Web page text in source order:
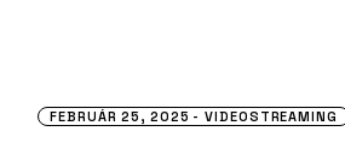
FEBRUÁR 25, 2025 VIDEOSTREAMING